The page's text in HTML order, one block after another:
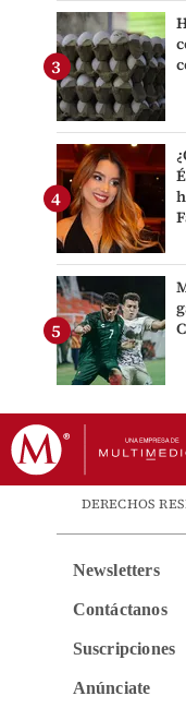
DERECHOS
Newsletters
Contáctanos
Suscripciones
Anúnciate